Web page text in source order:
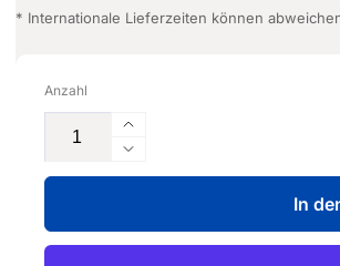
* Internationale Lieferzeiten können
Anzahl
Erhöhe
die
Menge
Anschluss
für
Verringere
die
für
Anschluss
In